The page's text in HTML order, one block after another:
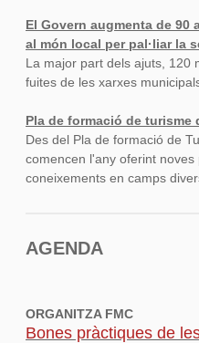
El Govern augmenta de 90
al món local per pal·liar la
La major part dels ajuts, 120
fuites de les xarxes
Pla de formació de turisme
Des del Pla de formació de
comencen l'any oferint
coneixements en camps
AGENDA
ORGANITZA FMC
Bones pràctiques de